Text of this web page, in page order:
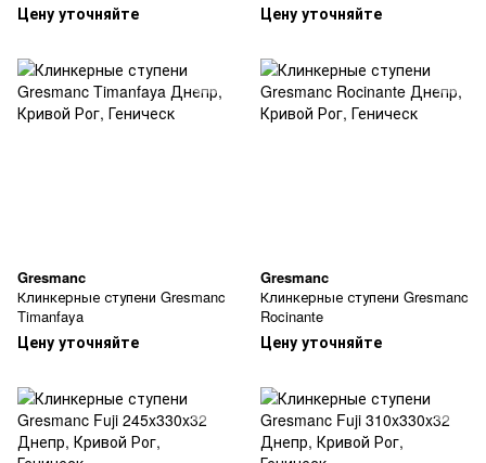
Цену уточняйте Цену уточняйте
Gresmanc
Клинкерные ступени Gresmanc
Timanfaya
Цену уточняйте
Gresmanc
Клинкерные ступени Gresmanc
Rocinante
Цену уточняйте